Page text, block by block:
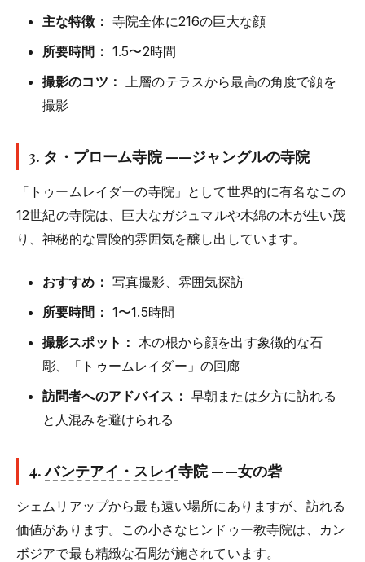
主な特徴： 寺院全体に216の巨大な顔
所要時間： 1.5〜2時間
撮影のコツ：
上層のテラスから最高の角度で顔を
撮影
3. タ・プローム寺院——ジャングルの寺院
「トゥームレイダーの寺院」として世界的に有名なこの
12世紀の寺院は、巨大なガジュマルや木綿の木が生い茂
り、神秘的な冒険的雰囲気を醸し出しています。
おすすめ： 写真撮影、雰囲気探訪
所要時間： 1〜1.5時間
撮影スポット： 木の根から顔を出す象徴的な石
彫、「トゥームレイダー」の回廊
訪問者へのアドバイス： 早朝または夕方に訪れる
と人混みを避けられる
4.バンテアイ・スレイ寺院——女の砦
シェムリアップから最も遠い場所にありますが、訪れる
価値があります。この小さなヒンドゥー教寺院は、カン
ボジアで最も精緻な石彫が施されています。